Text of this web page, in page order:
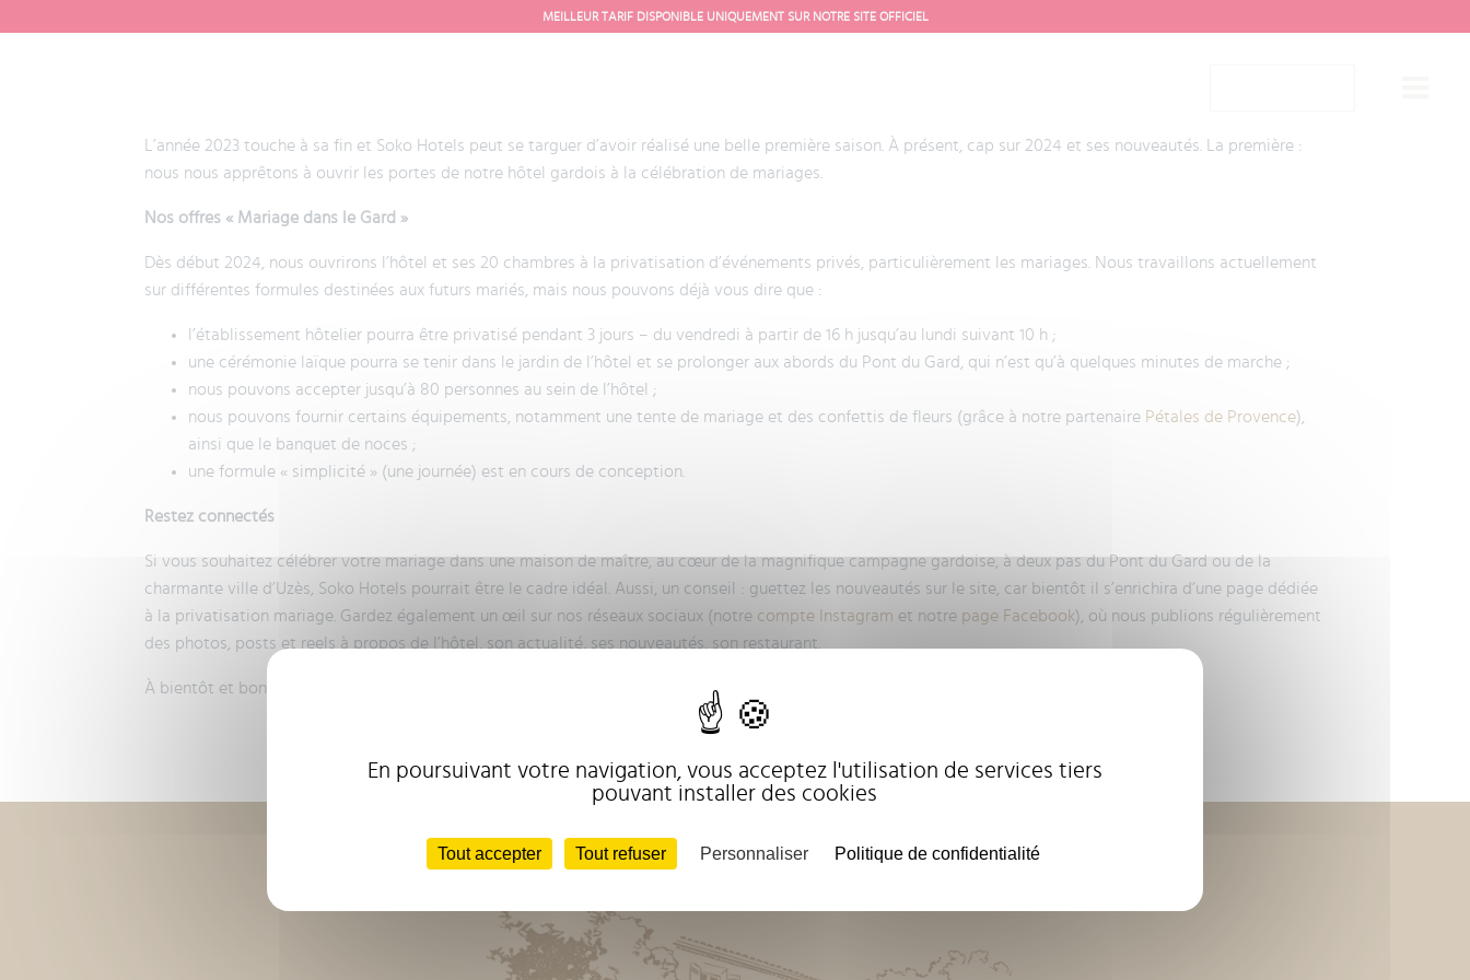
MEILLEUR TARIF DISPONIBLE UNIQUEMENT SUR NOTRE SITE OFFICIEL
L’année 2023 touche à sa fin et Soko Hotels peut se targuer d’avoir réalisé une belle première saison. À présent, cap sur 2024 et ses nouveautés. La première :
nous nous apprêtons à ouvrir les portes de notre hôtel gardois à la célébration de mariages.
Nos offres « Mariage dans le Gard »
Dès début 2024, nous ouvrirons l’hôtel et ses 20 chambres à la privatisation d’événements privés, particulièrement les mariages. Nous travaillons actuellement
sur différentes formules destinées aux futurs mariés, mais nous pouvons déjà vous dire que :
l’établissement hôtelier pourra être privatisé pendant 3 jours – du vendredi à partir de 16 h jusqu’au lundi suivant 10 h ;
une cérémonie laïque pourra se tenir dans le jardin de l’hôtel et se prolonger aux abords du Pont du Gard, qui n’est qu’à quelques minutes de marche ;
nous pouvons accepter jusqu’à 80 personnes au sein de l’hôtel ;
nous pouvons fournir certains équipements, notamment une tente de mariage et des confettis de fleurs (grâce à notre partenaire Pétales de Provence),
ainsi que le banquet de noces ;
une formule « simplicité » (une journée) est en cours de conception.
Restez connectés
Si vous souhaitez célébrer votre mariage dans une maison de maître, au cœur de la magnifique campagne gardoise, à deux pas du Pont du Gard ou de la
charmante ville d’Uzès, Soko Hotels pourrait être le cadre idéal. Aussi, un conseil : guettez les nouveautés sur le site, car bientôt il s’enrichira d’une page dédiée
à la privatisation mariage. Gardez également un œil sur nos réseaux sociaux (notre compte Instagram et notre page Facebook), où nous publions régulièrement
des photos, posts et reels à propos de l’hôtel, son actualité, ses nouveautés, son restaurant.
À bientôt et bonne année !
En poursuivant votre navigation, vous acceptez l'utilisation de services tiers
pouvant installer des cookies
Tout accepter Tout refuser Personnaliser Politique de confidentialité